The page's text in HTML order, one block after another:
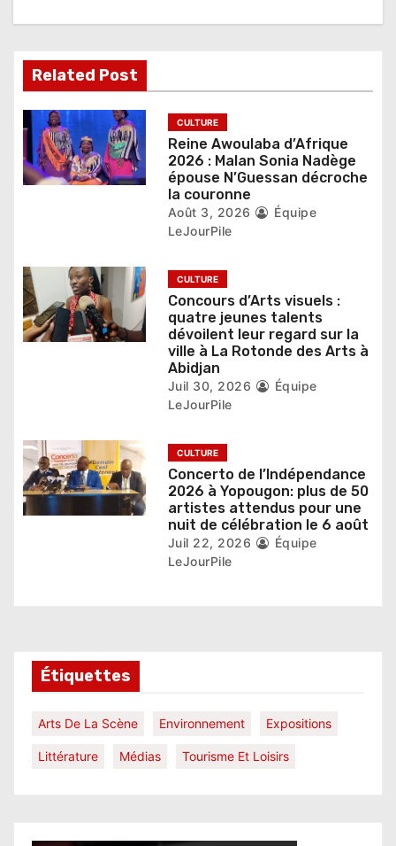
o
n
d
e
l
’
r
t
i
e
Related Post
CULTURE
Reine Awoulaba d’Afrique
2026 : Malan Sonia Nadège
épouse N’Guessan décroche
la couronne
Août 3, 2026
Équipe
LeJourPile
CULTURE
Concours d’Arts visuels :
quatre jeunes talents
dévoilent leur regard sur la
ville à La Rotonde des Arts à
Abidjan
Juil 30, 2026
Équipe
LeJourPile
CULTURE
Concerto de l’Indépendance
2026 à Yopougon: plus de 50
artistes attendus pour une
nuit de célébration le 6 août
Juil 22, 2026
Équipe
LeJourPile
Étiquettes
Arts De La Scène Environnement Expositions
Littérature Médias Tourisme Et Loisirs